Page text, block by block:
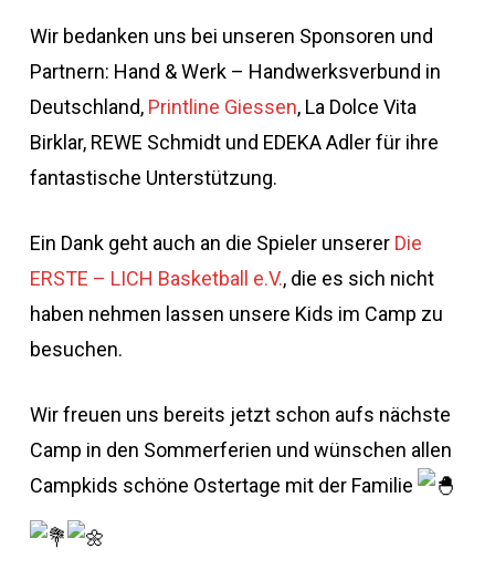
Wir bedanken uns bei unseren Sponsoren und
Partnern: Hand & Werk – Handwerksverbund in
Deutschland, Printline Giessen, La Dolce Vita
Birklar, REWE Schmidt und EDEKA Adler für ihre
fantastische Unterstützung.
Ein Dank geht auch an die Spieler unserer Die
ERSTE – LICH Basketball e.V., die es sich nicht
haben nehmen lassen unsere Kids im Camp zu
besuchen.
Wir freuen uns bereits jetzt schon aufs nächste
Camp in den Sommerferien und wünschen allen
Campkids schöne Ostertage mit der Familie